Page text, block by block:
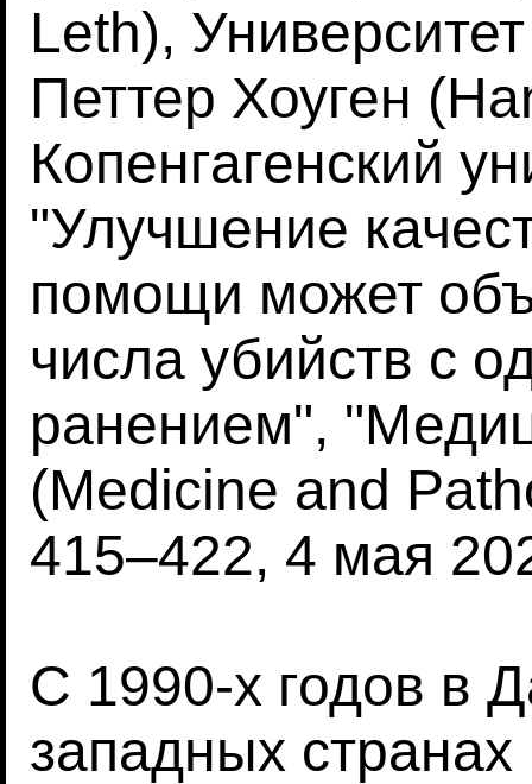
Leth),
Петтер Хоуген
Копенгагенский
"Улучшение
помощи может
числа убийств с
ранением",
(Medicine and
415–422, 4 мая
С 1990-х годов в
западных